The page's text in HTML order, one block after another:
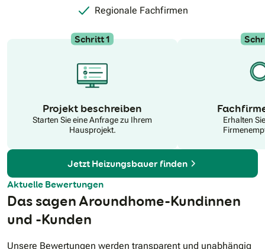
Regionale Fachfirmen
Schritt 1
Projekt beschreiben
Starten Sie eine Anfrage zu Ihrem
Hausprojekt.
Erhalten
Jetzt Heizungsbauer finden
Aktuelle Bewertungen
Das sagen Aroundhome-Kundinnen
und -Kunden
Unsere Bewertungen werden transparent und unabhängig